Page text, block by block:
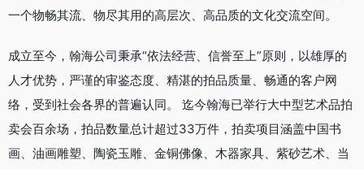
一个物畅其流、物尽其用的高层次、高品质的文化交流空间。
成立至今，翰海公司秉承“依法经营、信誉至上”原则，以雄厚的
人才优势，严谨的审鉴态度、精湛的拍品质量、畅通的客户网
络，受到社会各界的普遍认同。 迄今翰海已举行大中型艺术品拍
卖会百余场，拍品数量总计超过33万件，拍卖项目涵盖中国书
画、油画雕塑、陶瓷玉雕、金铜佛像、木器家具、紫砂艺术、当